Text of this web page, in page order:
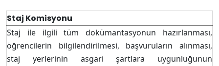
Staj Komisyonu
Staj ile ilgili tüm dokümantasyonun hazırlanması,
öğrencilerin bilgilendirilmesi, başvuruların alınması,
staj yerlerinin asgari şartlara uygunluğunun